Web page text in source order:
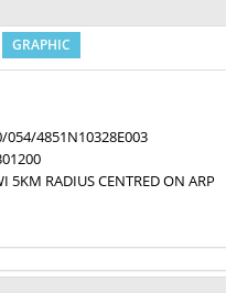
GRAPHIC
4851N10328E003
5KM RADIUS CENTRED ON ARP